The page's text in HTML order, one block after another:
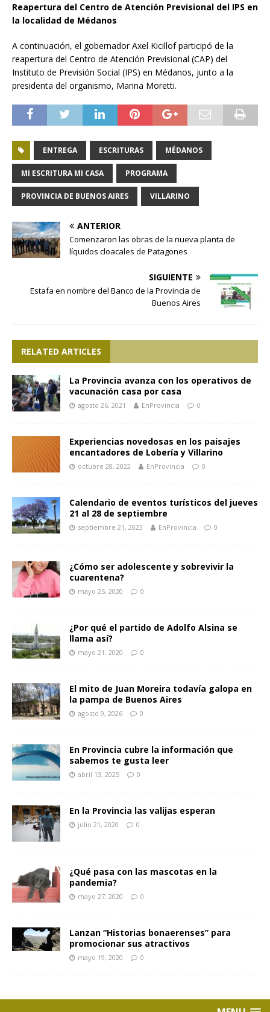
Reapertura del Centro de Atención Previsional del IPS en
la localidad de Médanos
A continuación, el gobernador Axel Kicillof participó de la
reapertura del Centro de Atención Previsional (CAP) del
Instituto de Previsión Social (IPS) en Médanos, junto a la
presidenta del organismo, Marina Moretti.
ENTREGA ESCRITURAS MÉDANOS
MI ESCRITURA MI CASA PROGRAMA
PROVINCIA DE BUENOS AIRES VILLARINO
ANTERIOR
Comenzaron las obras de la nueva planta de
líquidos cloacales de Patagones
SIGUIENTE
Estafa en nombre del Banco de la Provincia de
Buenos Aires
RELATED ARTICLES
La Provincia avanza con los operativos de
vacunación casa por casa
agosto 26, 2021 EnProvincia 0
Experiencias novedosas en los paisajes
encantadores de Lobería y Villarino
octubre 28, 2022 EnProvincia 0
Calendario de eventos turísticos del jueves
21 al 28 de septiembre
septiembre 21, 2023 EnProvincia 0
¿Cómo ser adolescente y sobrevivir la
cuarentena?
mayo 25, 2020 0
¿Por qué el partido de Adolfo Alsina se
llama así?
mayo 21, 2020 0
El mito de Juan Moreira todavía galopa en
la pampa de Buenos Aires
agosto 9, 2026 0
En Provincia cubre la información que
sabemos te gusta leer
abril 13, 2025 0
En la Provincia las valijas esperan
julio 21, 2020 0
¿Qué pasa con las mascotas en la
pandemia?
mayo 27, 2020 0
Lanzan “Historias bonaerenses” para
promocionar sus atractivos
mayo 19, 2020 0